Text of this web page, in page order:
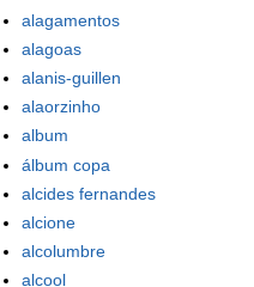
alagamentos
alagoas
alanis-guillen
alaorzinho
album
álbum copa
alcides fernandes
alcione
alcolumbre
alcool